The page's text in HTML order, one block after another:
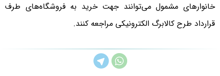
خانوارهای مشمول می‌توانند جهت خرید به فروشگاه‌های طرف
قرارداد طرح کالابرگ الکترونیکی مراجعه کنند.